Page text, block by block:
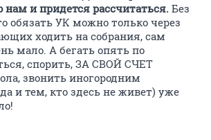
нам и придется рассчитаться. Без
обязать УК можно только через
ходить на собрания, сам
мало. А бегать опять по
спорить, ЗА СВОЙ СЧЕТ
звонить иногородним
и тем, кто здесь не живет) уже